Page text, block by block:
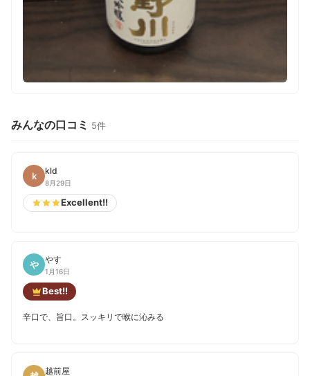
みんなの口コミ 5件
k kld
8月29日
Excellent!!
や やす
1月16日
Best!!
辛口で、旨口。スッキリで喉に沁みる
越前屋